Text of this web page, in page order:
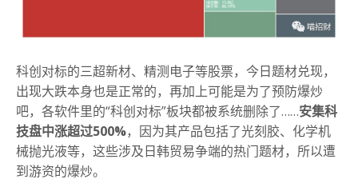
科创对标的三超新材、精测电子等股票，今日题材兑现，
出现大跌本身也是正常的，再加上可能是为了预防爆炒
吧，各软件里的“科创对标”板块都被系统删除了……安集科
技盘中涨超过500%，因为其产品包括了光刻胶、化学机
械抛光液等，这些涉及日韩贸易争端的热门题材，所以遭
到游资的爆炒。